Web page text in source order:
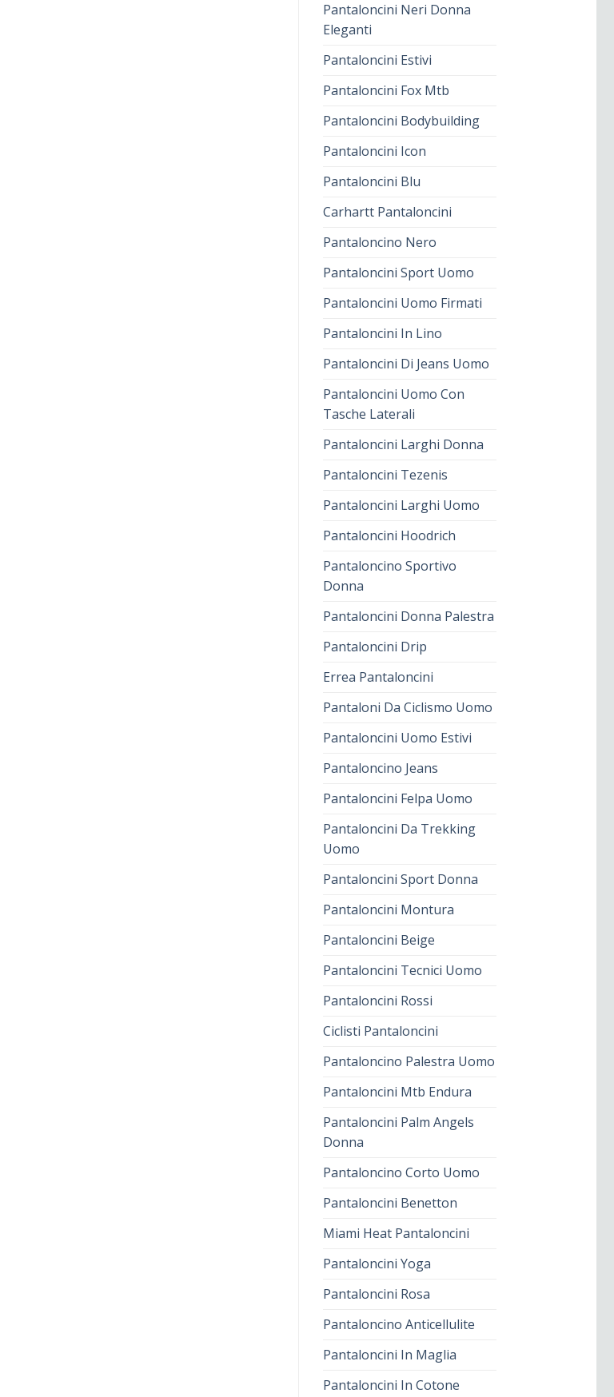
Pantaloncini Neri Donna
Eleganti
Pantaloncini Estivi
Pantaloncini Fox Mtb
Pantaloncini Bodybuilding
Pantaloncini Icon
Pantaloncini Blu
Carhartt Pantaloncini
Pantaloncino Nero
Pantaloncini Sport Uomo
Pantaloncini Uomo Firmati
Pantaloncini In Lino
Pantaloncini Di Jeans Uomo
Pantaloncini Uomo Con
Tasche Laterali
Pantaloncini Larghi Donna
Pantaloncini Tezenis
Pantaloncini Larghi Uomo
Pantaloncini Hoodrich
Pantaloncino Sportivo
Donna
Pantaloncini Donna Palestra
Pantaloncini Drip
Errea Pantaloncini
Pantaloni Da Ciclismo Uomo
Pantaloncini Uomo Estivi
Pantaloncino Jeans
Pantaloncini Felpa Uomo
Pantaloncini Da Trekking
Uomo
Pantaloncini Sport Donna
Pantaloncini Montura
Pantaloncini Beige
Pantaloncini Tecnici Uomo
Pantaloncini Rossi
Ciclisti Pantaloncini
Pantaloncino Palestra Uomo
Pantaloncini Mtb Endura
Pantaloncini Palm Angels
Donna
Pantaloncino Corto Uomo
Pantaloncini Benetton
Miami Heat Pantaloncini
Pantaloncini Yoga
Pantaloncini Rosa
Pantaloncino Anticellulite
Pantaloncini In Maglia
Pantaloncini In Cotone